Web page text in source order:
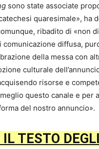
sono state associate
quaresimale», ha
ribadito di «non
comunicazione diffusa,
della messa con
culturale
risorse e
questo canale e per
del nostro annuncio».
IL TESTO DEGLI